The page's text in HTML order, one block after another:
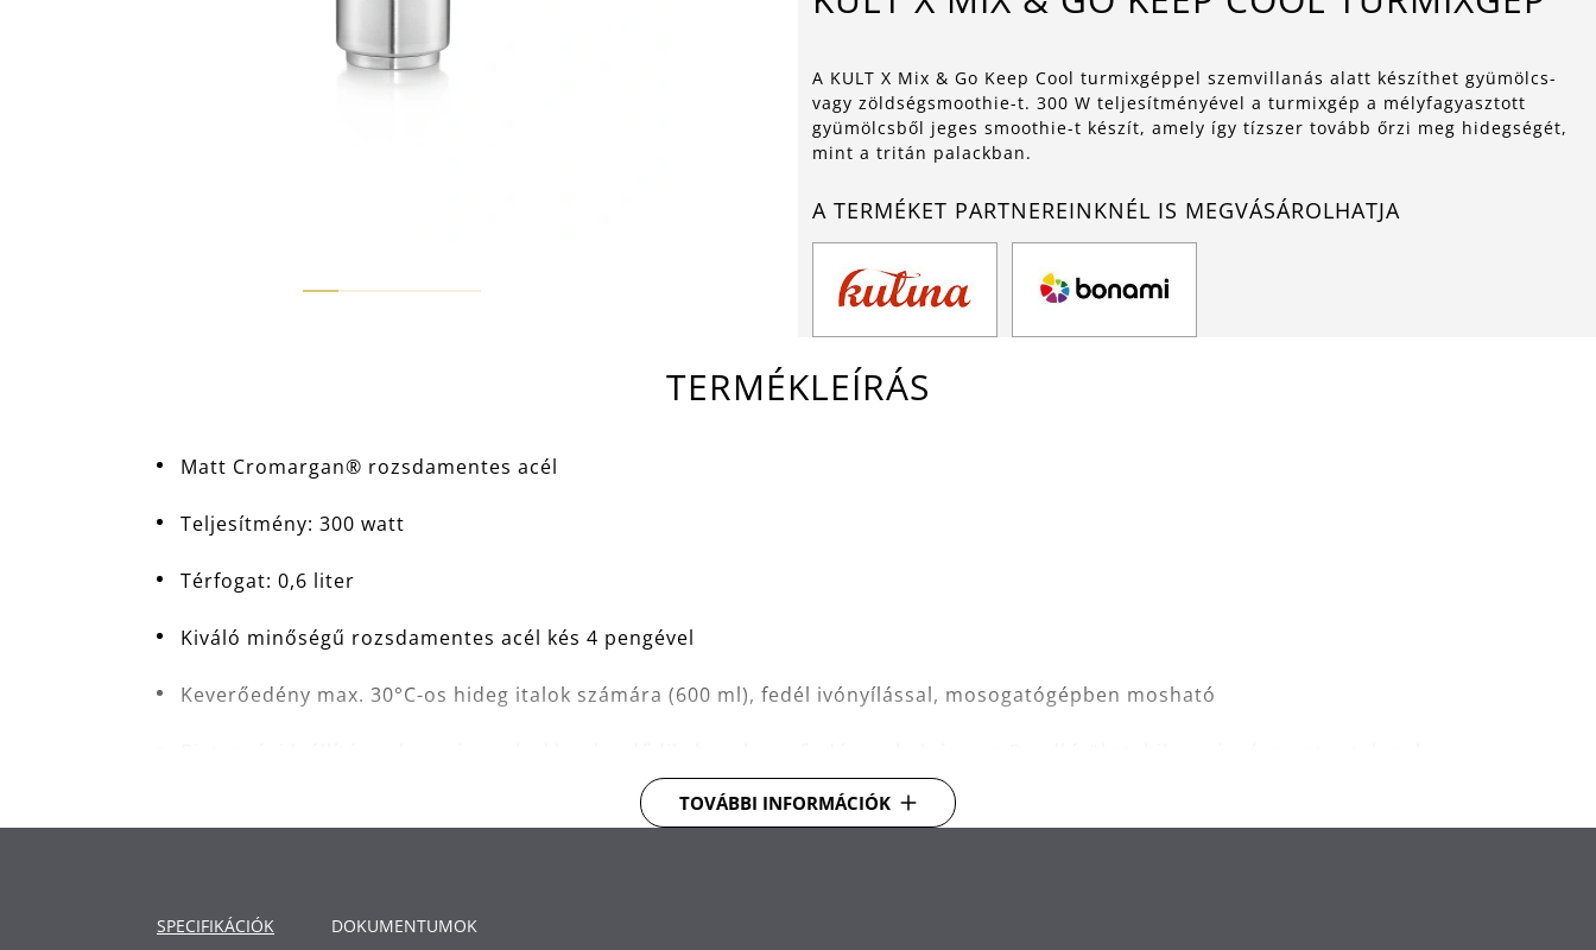
A KULT X Mix & Go Keep Cool turmixgéppel szemvillanás alatt készíthet gyümölcs-
vagy zöldségsmoothie-t. 300 W teljesítményével a turmixgép a mélyfagyasztott
gyümölcsből jeges smoothie-t készít, amely így tízszer tovább őrzi meg hidegségét,
mint a tritán palackban.
A TERMÉKET PARTNEREINKNÉL IS MEGVÁSÁROLHATJA
TERMÉKLEÍRÁS
Matt Cromargan® rozsdamentes acél
Teljesítmény: 300 watt
Térfogat: 0,6 liter
Kiváló minőségű rozsdamentes acél kés 4 pengével
Keverőedény max. 30°C-os hideg italok számára (600 ml), fedél ivónyílással, mosogatógépben mosható
TOVÁBBI INFORMÁCIÓK
SPECIFIKÁCIÓK DOKUMENTUMOK